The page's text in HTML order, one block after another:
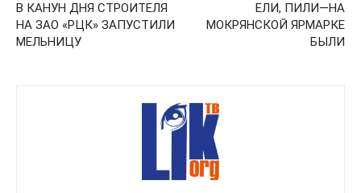
В КАНУН ДНЯ СТРОИТЕЛЯ
НА ЗАО «РЦК» ЗАПУСТИЛИ
МЕЛЬНИЦУ
ЕЛИ, ПИЛИ—НА
МОКРЯНСКОЙ ЯРМАРКЕ
БЫЛИ